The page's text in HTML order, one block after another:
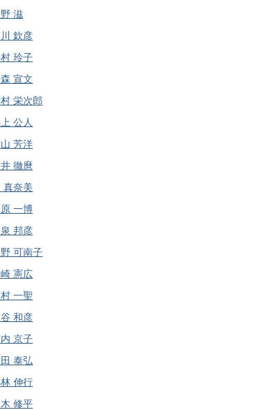
滋
欽彦
玲子
宣文
栄次郎
公人
芳洋
徹麿
真奈美
一博
邦彦
野 可南子
崎 憲広
一聖
谷 和彦
京子
泰弘
伸行
修平